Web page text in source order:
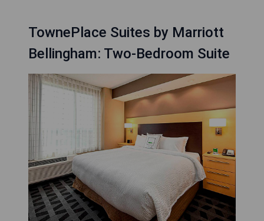
TownePlace Suites by Marriott
Bellingham: Two-Bedroom Suite